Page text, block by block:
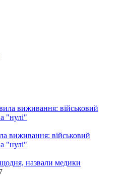
виживання: військовий
"нулі"